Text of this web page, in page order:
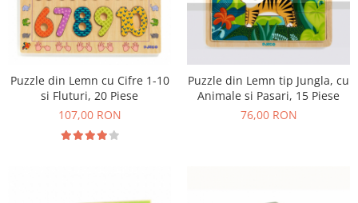
Puzzle din Lemn cu Cifre 1-10
si Fluturi, 20 Piese
107,00 RON
Puzzle din Lemn tip Jungla, cu
Animale si Pasari, 15 Piese
76,00 RON